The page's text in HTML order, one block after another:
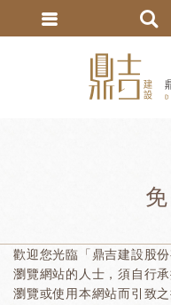
歡迎您光臨「鼎吉建設股
瀏覽網站的人士，須自行
瀏覽或使用本網站而引致